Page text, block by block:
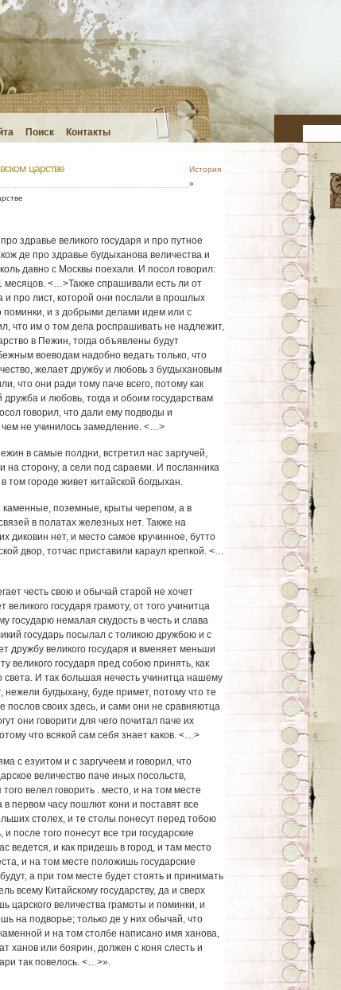
Поиск Контакты
царстве
История
»
здравье великого государя и про путное
де про здравье бугдыханова величества и
давно с Москвы поехали. И посол говорил:
месяцов. <…>Также спрашивали есть ли от
и про лист, которой они послали в прошлых
поминки, и з добрыми делами идем или с
что им о том дела роспрашивать не надлежит,
в Пежин, тогда объявлены будут
воеводам надобно ведать только, что
желает дружбу и любовь з бугдыхановым
что они ради тому паче всего, потому как
и любовь, тогда и обоим государствам
говорил, что дали ему подводы и
не учинилось замедление. <…>
в самые полдни, встретил нас заргучей,
на сторону, а сели под сараеми. И посланника
городе живет китайской богдыхан.
поземные, крыты черепом, а в
в полатах железных нет. Также на
диковин нет, и место самое кручинное, бутто
двор, тотчас приставили караул крепкой. <…
честь свою и обычай старой не хочет
государя грамоту, от того учинитца
государю немалая скудость в честь и слава
государь посылал с толикою дружбою и с
дружбу великого государя и вменяет меньши
великого государя пред собою принять, как
света. И так большая нечесть учинитца нашему
бугдыхану, буде примет, потому что те
послов своих здесь, и сами они не сравняютца
они говорити для чего почитал паче их
что всякой сам себя знает каков. <…>
с езуитом и с заргучеем и говорил, что
величество паче иных посольств,
велел говорить . место, и на том месте
первом часу пошлют кони и поставят все
столех, и те столы понесут перед тобою
после того понесут все три государские
ведется, и как придешь в город, и там место
и на том месте положишь государские
а при том месте будет стоять и принимать
всему Китайскому государству, да и сверх
царского величества грамоты и поминки, и
на подворье; только де у них обычай, что
и на том столбе написано имя ханова,
ханов или боярин, должен с коня слесть и
так повелось. <…>».